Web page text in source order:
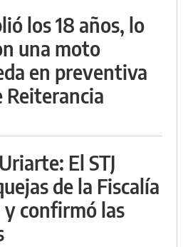
los 18 años, lo
una moto
en preventiva
Reiterancia
El STJ
de la Fiscalía
confirmó las